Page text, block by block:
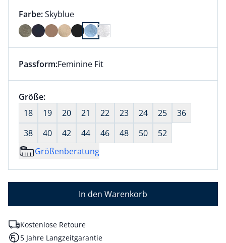
Farbauswahl:
Farbe:aktuell ausgewählt:
Skyblue
Farbe Skyblue ausgewählt
Dieser Artikel hat die Passform Feminine Fit. für
Passform:Feminine Fit
Größenauswahl:
Größe:nichts ausgewählt
18
19 20 21 22 23 24 25
36
38
40 42 44 46 48 50
52
Größenberatung
In den Warenkorb
Kostenlose Retoure
5 Jahre Langzeitgarantie